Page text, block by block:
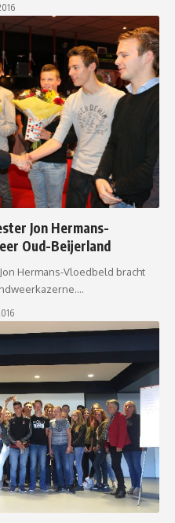
Jon Hermans-
Oud-Beijerland
Hermans-Vloedbeld bracht